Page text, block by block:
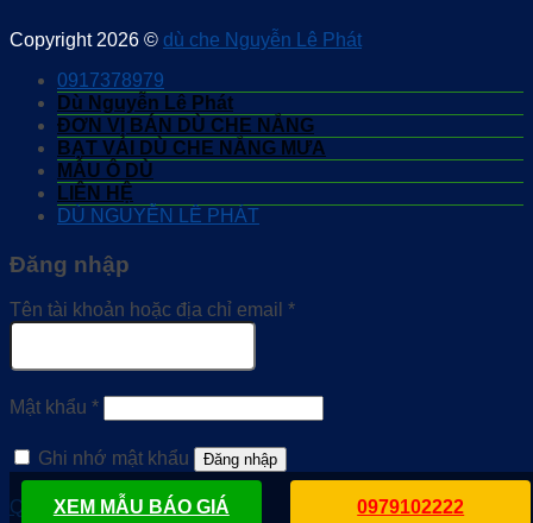
Copyright 2026 © dù che Nguyễn Lê Phát
0917378979
Dù Nguyễn Lê Phát
ĐƠN VỊ BÁN DÙ CHE NẮNG
BẠT VẢI DÙ CHE NẮNG MƯA
MẪU Ô DÙ
LIÊN HỆ
DÙ NGUYỄN LÊ PHÁT
XEM MẪU BÁO GIÁ 0979102222
Đăng nhập
Tên tài khoản hoặc địa chỉ email *
Mật khẩu *
Ghi nhớ mật khẩu Đăng nhập
Quên mật khẩu?